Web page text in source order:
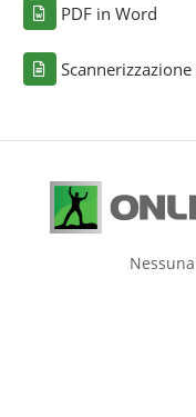
PDF in Word